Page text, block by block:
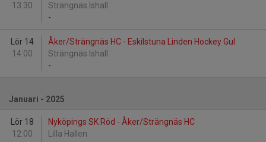
13:30
Strängnäs Ishall
-
Lör 14
14:00
Åker/Strängnäs HC - Eskilstuna Linden Hockey Gul
Strängnäs Ishall
-
Januari - 2025
Lör 18
12:00
Nyköpings SK Röd - Åker/Strängnäs HC
Lilla Hallen